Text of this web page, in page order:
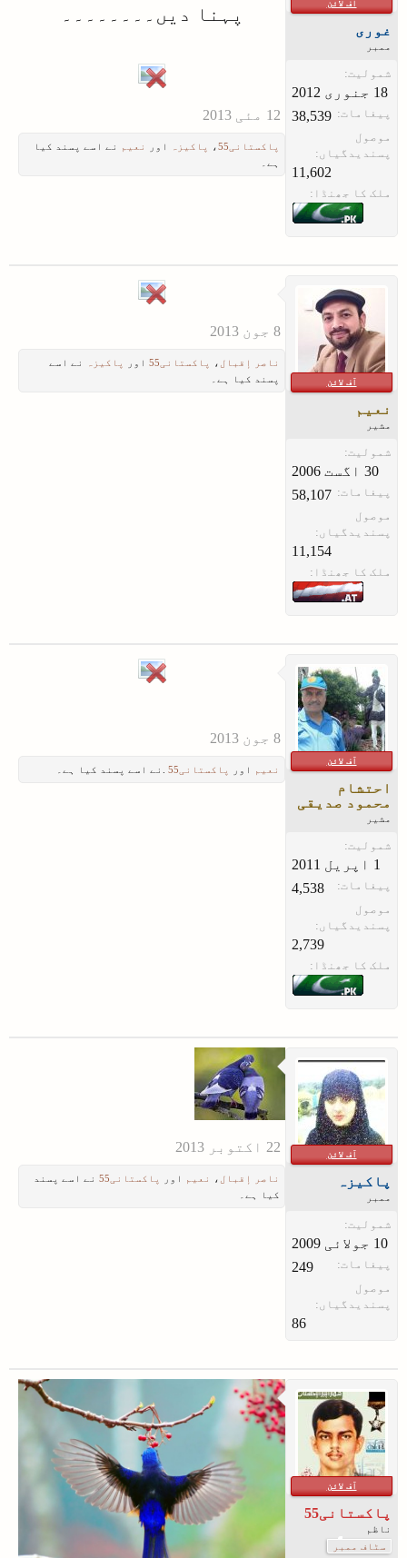
آف لائن
غوری
ممبر
شمولیت:
پیغامات: 38,539
موصول
پسندیدگیاں:
11,602
ملک کا جھنڈا:
پہنا دیں۔۔۔۔۔۔۔۔
پاکستانی55 ، پاکیزہ اور نعیم
نے اسے پسند کیا
ہے۔
آف لائن
نعیم
مشیر
شمولیت:
پیغامات: 58,107
موصول
پسندیدگیاں:
11,154
ملک کا جھنڈا:
ناصر إقبال ، پاکستانی55 اور پاکیزہ
نے اسے
پسند کیا ہے۔
آف لائن
احتشام
محمود صدیقی
مشیر
شمولیت:
پیغامات: 4,538
موصول
پسندیدگیاں:
2,739
ملک کا جھنڈا:
نعیم اور پاکستانی55 .نے اسے پسند کیا ہے۔
آف لائن
پاکیزہ
ممبر
شمولیت:
پیغامات: 249
موصول
پسندیدگیاں:
86
ناصر إقبال ، نعیم اور پاکستانی55
نے اسے پسند
کیا ہے۔
آف لائن
پاکستانی55
ناظم
سٹاف ممبر